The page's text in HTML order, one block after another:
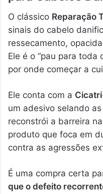
O clássico Reparação
sinais do cabelo
ressecamento,
Ele é o “pau para toda
por onde começar a
Ele conta com a
um adesivo selando
reconstrói a barreira
produto que foca em
contra as agressões
É uma compra certa
que o defeito